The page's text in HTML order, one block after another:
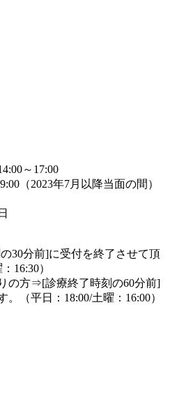
～17:00
（2023年7月以降当面の間）
30分前]に受付を終了させて頂
16:30）
の方⇒[診療終了時刻の60分前]
（平日：18:00/土曜：16:00）